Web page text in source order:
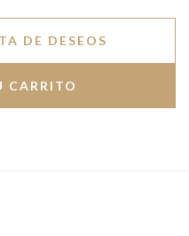
DE DESEOS